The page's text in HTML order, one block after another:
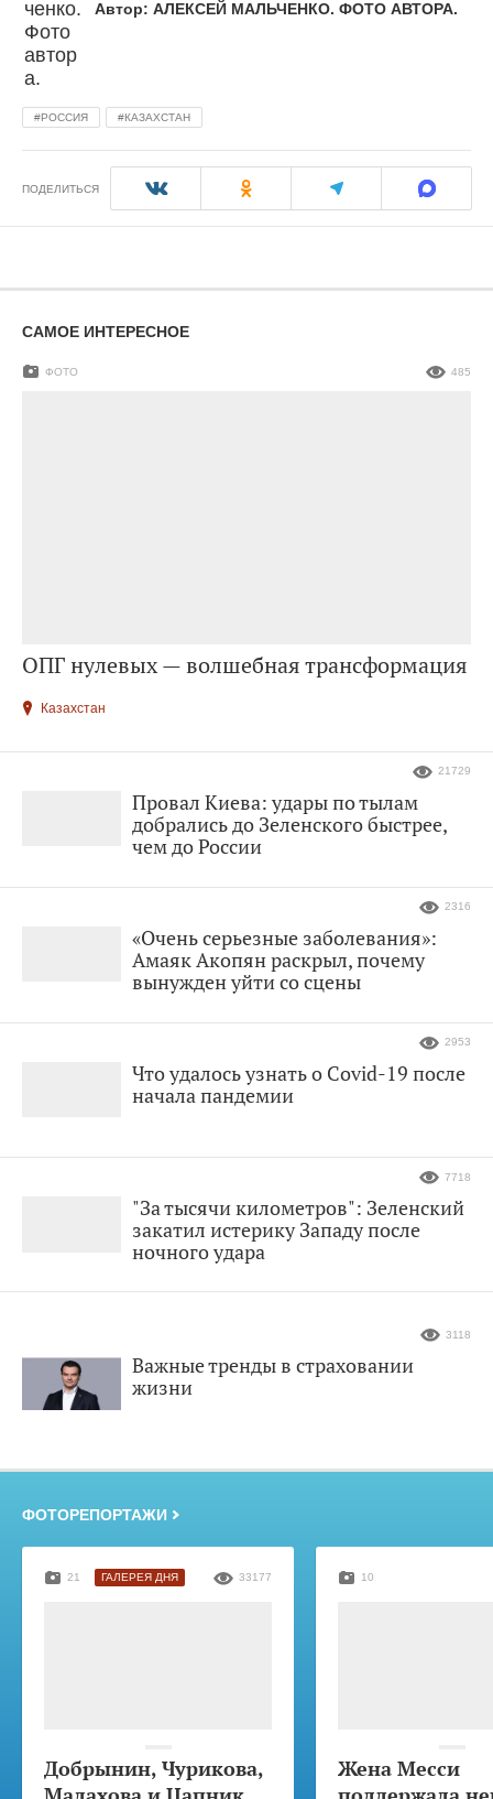
Автор: АЛЕКСЕЙ МАЛЬЧЕНКО. ФОТО АВТОРА.
РОССИЯ КАЗАХСТАН
ПОДЕЛИТЬСЯ
САМОЕ ИНТЕРЕСНОЕ
ОПГ нулевых — волшебная трансформация
ФОТО 485
Казахстан
Провал Киева: удары по тылам
добрались до Зеленского быстрее,
чем до России
21729
«Очень серьезные заболевания»:
Амаяк Акопян раскрыл, почему
вынужден уйти со сцены
2316
Что удалось узнать о Covid-19 после
начала пандемии
2953
"За тысячи километров": Зеленский
закатил истерику Западу после
ночного удара
7718
Важные тренды в страховании
жизни
3118
ФОТОРЕПОРТАЖИ
Добрынин, Чурикова,
21 ГАЛЕРЕЯ ДНЯ 33177
Жена Месси
10